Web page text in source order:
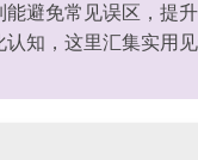
避免常见误区，提
知，这里汇集实用